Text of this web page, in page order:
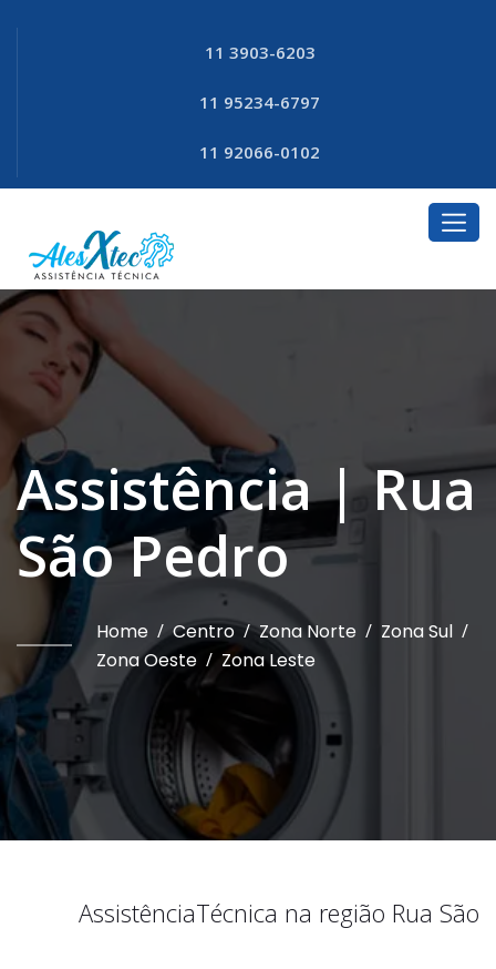
11 3903-6203
11 95234-6797
11 92066-0102
Assistência | Rua
São Pedro
Home / Centro / Zona Norte / Zona Sul /
Zona Oeste / Zona Leste
AssistênciaTécnica na região Rua São